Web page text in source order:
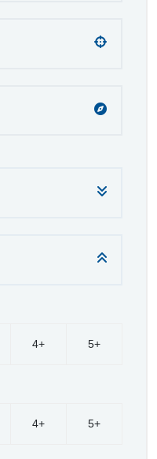
4+ 5+
4+ 5+